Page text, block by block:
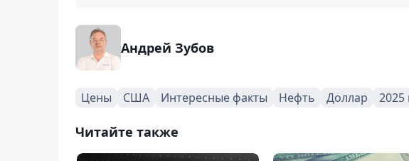
Андрей Зубов
Цены США Интересные факты Нефть Доллар 2025
Читайте также